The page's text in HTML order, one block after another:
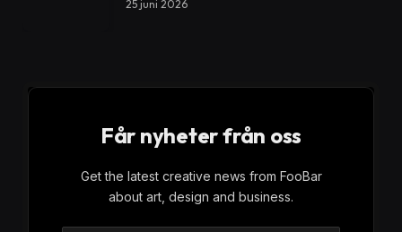
laddningslösningar. En viktig komponent i detta är
vi att utforska olika aspekter av laddboxar, inklusive
laddningspåfyllning.
Laddningsstandarder för elbilar
En av de viktigaste faktorerna att överväga vid